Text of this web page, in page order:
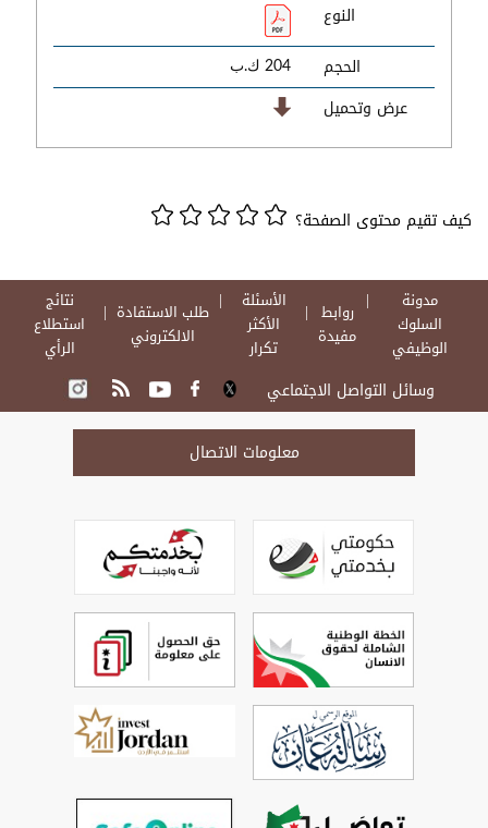
النوع
الحجم
204 ك.ب
عرض وتحميل
كيف تقيم محتوى الصفحة؟
مدونة
السلوك
الوظيفي
روابط
مفيدة
الأسئلة
الأكثر
تكرار
طلب الاستفادة
الالكتروني
نتائج
استطلاع
الرأي
وسائل التواصل الاجتماعي
معلومات الاتصال